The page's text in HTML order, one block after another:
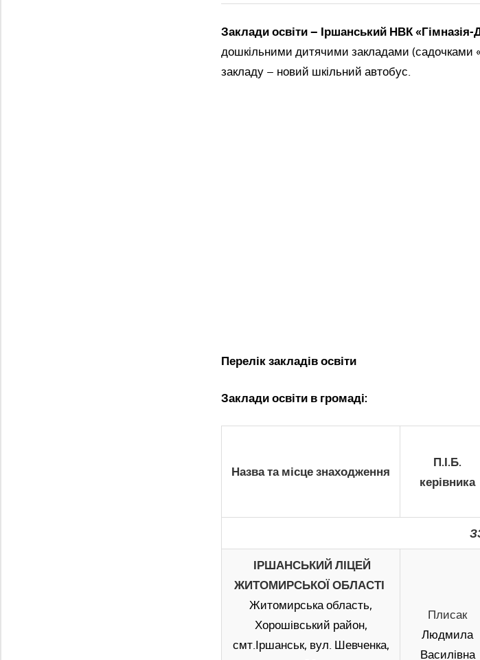
Заклади освіти – Іршанський НВК
дошкільними дитячими закладами (садочками
закладу – новий шкільний автобус.
Перелік закладів освіти
Заклади освіти в громаді:
Назва та місце знаходження
П.І.Б.
керівника
ІРШАНСЬКИЙ ЛІЦЕЙ
ЖИТОМИРСЬКОЇ ОБЛАСТІ
Житомирська область,
Хорошівський район,
смт.Іршанськ, вул. Шевченка,
Плисак
Людмила
Василівна